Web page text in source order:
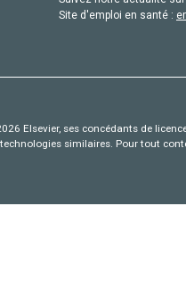
Site d'emploi en santé :
Elsevier, ses concédants de
similaires. Pour tout